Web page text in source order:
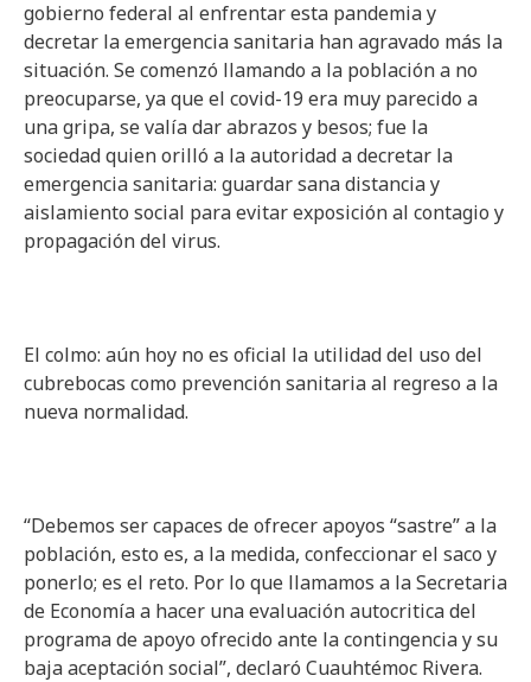
gobierno federal al enfrentar esta pandemia y
decretar la emergencia sanitaria han agravado más la
situación. Se comenzó llamando a la población a no
preocuparse, ya que el covid-19 era muy parecido a
una gripa, se valía dar abrazos y besos; fue la
sociedad quien orilló a la autoridad a decretar la
emergencia sanitaria: guardar sana distancia y
aislamiento social para evitar exposición al contagio y
propagación del virus.
El colmo: aún hoy no es oficial la utilidad del uso del
cubrebocas como prevención sanitaria al regreso a la
nueva normalidad.
“Debemos ser capaces de ofrecer apoyos “sastre” a la
población, esto es, a la medida, confeccionar el saco y
ponerlo; es el reto. Por lo que llamamos a la Secretaria
de Economía a hacer una evaluación autocritica del
programa de apoyo ofrecido ante la contingencia y su
baja aceptación social”, declaró Cuauhtémoc Rivera.